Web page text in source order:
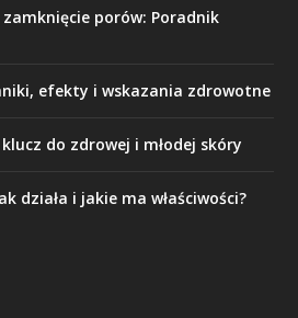
porów: Poradnik
efekty i wskazania zdrowotne
do zdrowej i młodej skóry
działa i jakie ma właściwości?